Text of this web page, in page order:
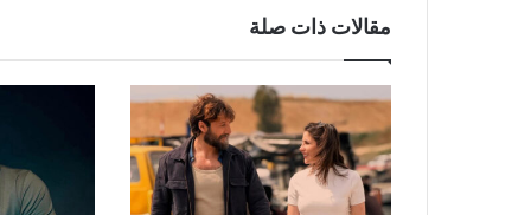
مقالات ذات صلة